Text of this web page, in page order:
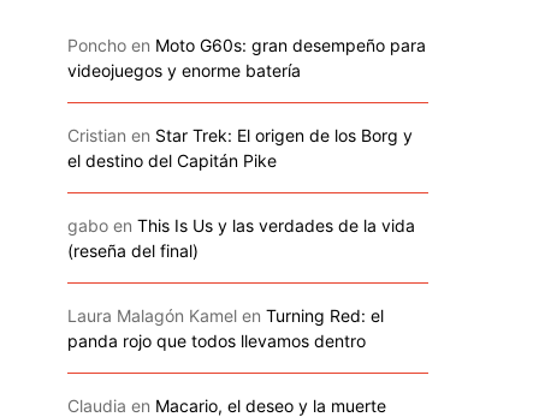
Poncho en Moto G60s: gran desempeño para
videojuegos y enorme batería
Cristian en Star Trek: El origen de los Borg y
el destino del Capitán Pike
gabo en This Is Us y las verdades de la vida
(reseña del final)
Laura Malagón Kamel en Turning Red: el
panda rojo que todos llevamos dentro
Claudia en Macario, el deseo y la muerte